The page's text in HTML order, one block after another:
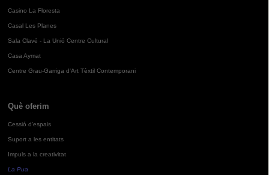
Casino La Floresta
Casal Les Planes
Sala Clavé - La Unió Centre Cultural
Casa Aymat
Centre Grau-Garriga d'Art Tèxtil Contemporani
Què oferim
Cessió d'espais
Suport a les entitats
Impuls a la creativitat
La Pua